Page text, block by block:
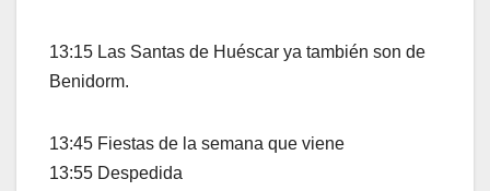
13:15 Las Santas de Huéscar ya también son de
Benidorm.
13:45 Fiestas de la semana que viene
13:55 Despedida